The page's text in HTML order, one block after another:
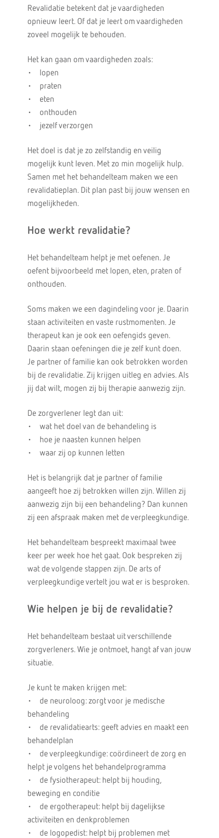
Revalidatie betekent dat je vaardigheden
opnieuw leert. Of dat je leert om vaardigheden
zoveel mogelijk te behouden.
Het kan gaan om vaardigheden zoals:
• lopen
• praten
• eten
• onthouden
• jezelf verzorgen
Het doel is dat je zo zelfstandig en veilig
mogelijk kunt leven. Met zo min mogelijk hulp.
Samen met het behandelteam maken we een
revalidatieplan. Dit plan past bij jouw wensen en
mogelijkheden.
Hoe werkt revalidatie?
Het behandelteam helpt je met oefenen. Je
oefent bijvoorbeeld met lopen, eten, praten of
onthouden.
Soms maken we een dagindeling voor je. Daarin
staan activiteiten en vaste rustmomenten. Je
therapeut kan je ook een oefengids geven.
Daarin staan oefeningen die je zelf kunt doen.
Je partner of familie kan ook betrokken worden
bij de revalidatie. Zij krijgen uitleg en advies. Als
jij dat wilt, mogen zij bij therapie aanwezig zijn.
De zorgverlener legt dan uit:
• wat het doel van de behandeling is
• hoe je naasten kunnen helpen
• waar zij op kunnen letten
Het is belangrijk dat je partner of familie
aangeeft hoe zij betrokken willen zijn. Willen zij
aanwezig zijn bij een behandeling? Dan kunnen
zij een afspraak maken met de verpleegkundige.
Het behandelteam bespreekt maximaal twee
keer per week hoe het gaat. Ook bespreken zij
wat de volgende stappen zijn. De arts of
verpleegkundige vertelt jou wat er is besproken.
Wie helpen je bij de revalidatie?
Het behandelteam bestaat uit verschillende
zorgverleners. Wie je ontmoet, hangt af van jouw
situatie.
Je kunt te maken krijgen met:
• de neuroloog: zorgt voor je medische
behandeling
• de revalidatiearts: geeft advies en maakt een
behandelplan
• de verpleegkundige: coördineert de zorg en
helpt je volgens het behandelprogramma
• de fysiotherapeut: helpt bij houding,
beweging en conditie
• de ergotherapeut: helpt bij dagelijkse
activiteiten en denkproblemen
• de logopedist: helpt bij problemen met